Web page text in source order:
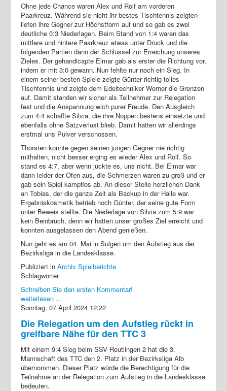
Ohne jede Chance waren Alex und Rolf am vorderen
Paarkreuz. Während sie nicht ihr bestes Tischtennis zeigten
liefen ihre Gegner zur Höchstform auf und so gab es zwei
deutliche 0:3 Niederlagen. Beim Stand von 1:4 waren das
mittlere und hintere Paarkreuz etwas unter Druck und die
folgenden Partien dann der Schlüssel zur Erreichung unseres
Zieles. Der gehandicapte Elmar gab als erster die Richtung vor,
indem er mit 3:0 gewann. Nun fehlte nur noch ein Sieg. In
einem seiner besten Spiele zeigte Günter richtig tolles
Tischtennis und zeigte dem Edeltechniker Werner die Grenzen
auf. Damit standen wir sicher als Teilnehmer zur Relegation
fest und die Anspannung wich purer Freude. Den Ausgleich
zum 4:4 schaffte Silvia, die ihre Noppen bestens einsetzte und
ebenfalls ohne Satzverlust blieb. Damit hatten wir allerdings
erstmal uns Pulver verschossen.
Thorsten konnte gegen seinen jungen Gegner nie richtig
mithalten, nicht besser erging es wieder Alex und Rolf. So
stand es 4:7, aber wenn juckte es, uns nicht. Bei Elmar war
dann leider der Ofen aus, die Schmerzen waren zu groß und er
gab sein Spiel kampflos ab. An dieser Stelle herzlichen Dank
an Tobias, der die ganze Zeit als Backup in der Halle war.
Ergebniskosmetik betrieb noch Günter, der seine gute Form
unter Beweis stellte. Die Niederlage von Silvia zum 5:9 war
kein Beinbruch, denn wir hatten unser großes Ziel erreicht und
konnten ausgelassen den Abend genießen.
Nun geht es am 04. Mai in Sulgen um den Aufstieg aus der
Bezirksliga in die Landesklasse.
Publiziert in Archiv Spielberichte
Schlagwörter
Schreiben Sie den ersten Kommentar!
weiterlesen ...
Sonntag, 07 April 2024 12:22
Die Relegation um den Aufstieg rückt in
greifbare Nähe für den TTC 3
Mit einem 9:4 Sieg beim SSV Reutlingen 2 hat die 3.
Mannschaft des TTC den 2. Platz in der Bezirksliga Alb
übernommen. Dieser Platz würde die Berechtigung für die
Teilnahme an der Relegation zum Aufstieg in die Landesklasse
bedeuten.